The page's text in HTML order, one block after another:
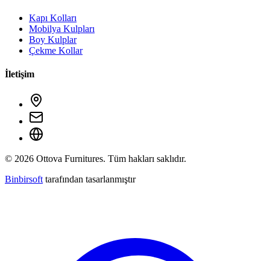
Kapı Kolları
Mobilya Kulpları
Boy Kulplar
Çekme Kollar
İletişim
© 2026 Ottova Furnitures. Tüm hakları saklıdır.
Binbirsoft tarafından tasarlanmıştır